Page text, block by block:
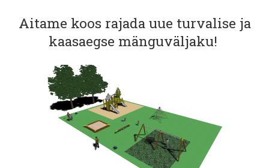
Aitame koos rajada uue turvalise ja
kaasaegse mänguväljaku!